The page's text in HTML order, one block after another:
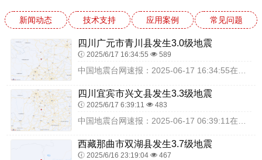
新闻动态 技术支持 应用案例 常见问题
四川广元市青川县发生3.0级地震
2025/6/17 16:34:55 589
四川宜宾市兴文县发生3.3级地震
2025/6/17 6:39:11 483
西藏那曲市双湖县发生3.7级地震
2025/6/16 23:19:04 467